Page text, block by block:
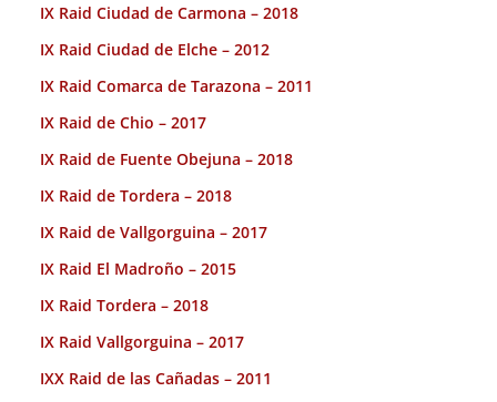
IX Raid Ciudad de Carmona – 2018
IX Raid Ciudad de Elche – 2012
IX Raid Comarca de Tarazona – 2011
IX Raid de Chio – 2017
IX Raid de Fuente Obejuna – 2018
IX Raid de Tordera – 2018
IX Raid de Vallgorguina – 2017
IX Raid El Madroño – 2015
IX Raid Tordera – 2018
IX Raid Vallgorguina – 2017
IXX Raid de las Cañadas – 2011